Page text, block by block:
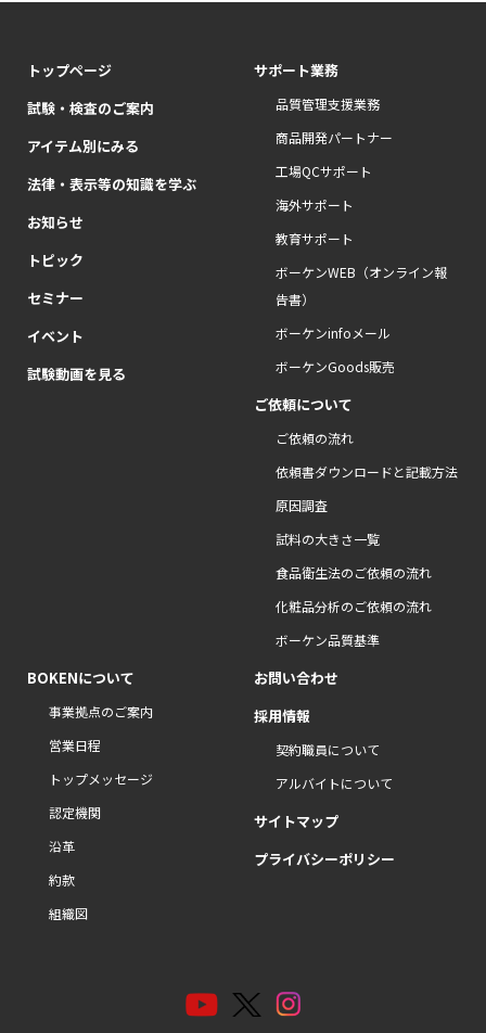
トップページ
試験・検査のご案内
アイテム別にみる
法律・表示等の知識を学ぶ
お知らせ
トピック
セミナー
イベント
試験動画を見る
サポート業務
品質管理支援業務
商品開発パートナー
工場QCサポート
海外サポート
教育サポート
ボーケンWEB（オンライン報
告書）
ボーケンinfoメール
ボーケンGoods販売
ご依頼について
ご依頼の流れ
依頼書ダウンロードと記載方法
原因調査
試料の大きさ一覧
食品衛生法のご依頼の流れ
化粧品分析のご依頼の流れ
ボーケン品質基準
BOKENについて
事業拠点のご案内
営業日程
トップメッセージ
認定機関
沿革
約款
組織図
お問い合わせ
採用情報
契約職員について
アルバイトについて
サイトマップ
プライバシーポリシー